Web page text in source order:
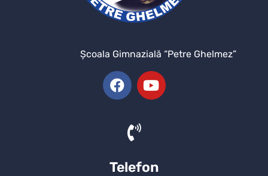
Şcoala Gimnazială “Petre Ghelmez”
Telefon